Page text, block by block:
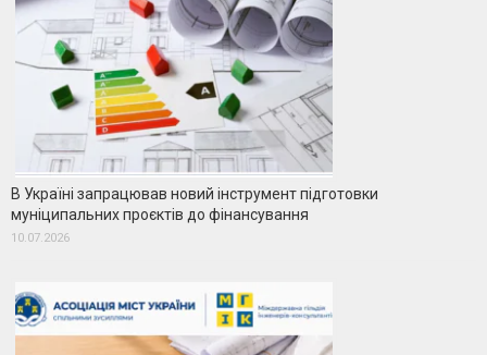
В Україні запрацював новий інструмент підготовки
муніципальних проєктів до фінансування
10.07.2026